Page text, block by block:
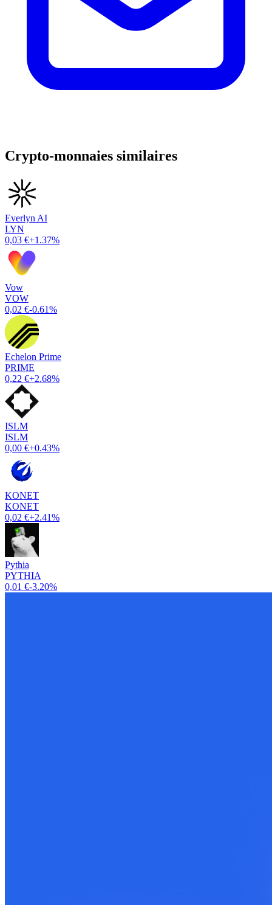
Crypto-monnaies similaires
Everlyn AI
LYN
0,03 €+1.37%
Vow
VOW
0,02 €-0.61%
Echelon Prime
PRIME
0,22 €+2.68%
ISLM
ISLM
0,00 €+0.43%
KONET
KONET
0,02 €+2.41%
Pythia
PYTHIA
0,01 €-3.20%